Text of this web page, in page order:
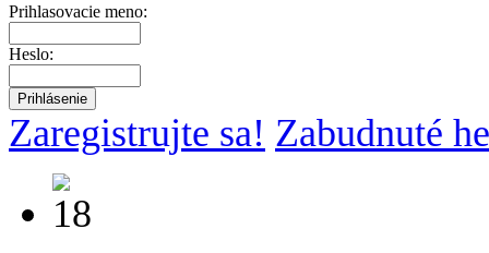
Prihlasovacie meno:
Heslo:
Zaregistrujte sa! Zabudnuté